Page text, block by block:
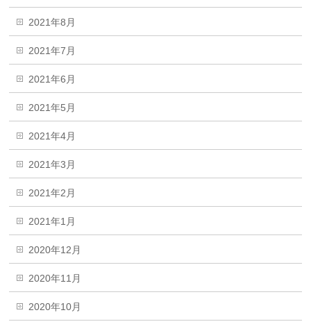
2021年8月
2021年7月
2021年6月
2021年5月
2021年4月
2021年3月
2021年2月
2021年1月
2020年12月
2020年11月
2020年10月